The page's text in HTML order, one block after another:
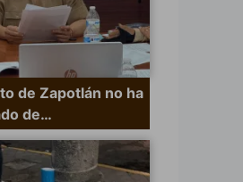
de Zapotlán no ha
de…